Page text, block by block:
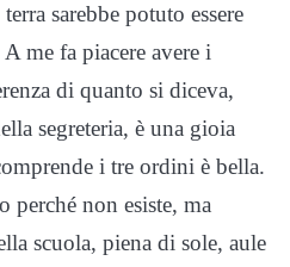
sarebbe potuto essere
me fa piacere avere i
di quanto si diceva,
segreteria, è una gioia
i tre ordini è bella.
perché non esiste, ma
scuola, piena di sole, aule